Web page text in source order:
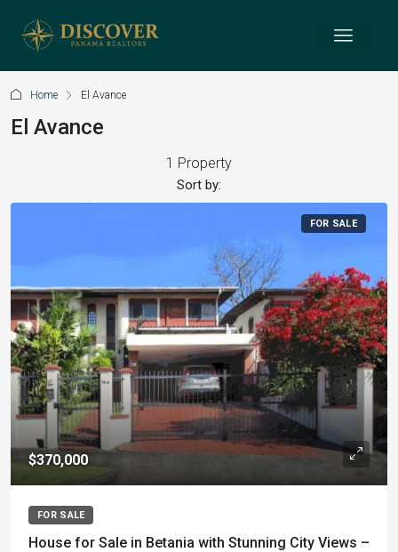
Home El Avance
El Avance
1 Property
Sort by:
FOR SALE
$370,000
FOR SALE
House for Sale in Betania with Stunning City Views –